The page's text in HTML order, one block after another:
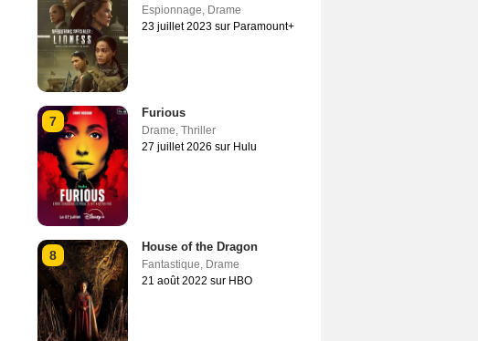
Espionnage, Drame
23 juillet 2023 sur Paramount+
7
Furious
Drame, Thriller
27 juillet 2026 sur Hulu
8
House of the Dragon
Fantastique, Drame
21 août 2022 sur HBO